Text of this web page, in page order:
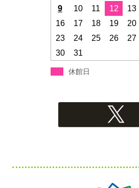
9
10 11 12 13
16
17 18 19 20
23
24 25 26 27
30
31
休館日